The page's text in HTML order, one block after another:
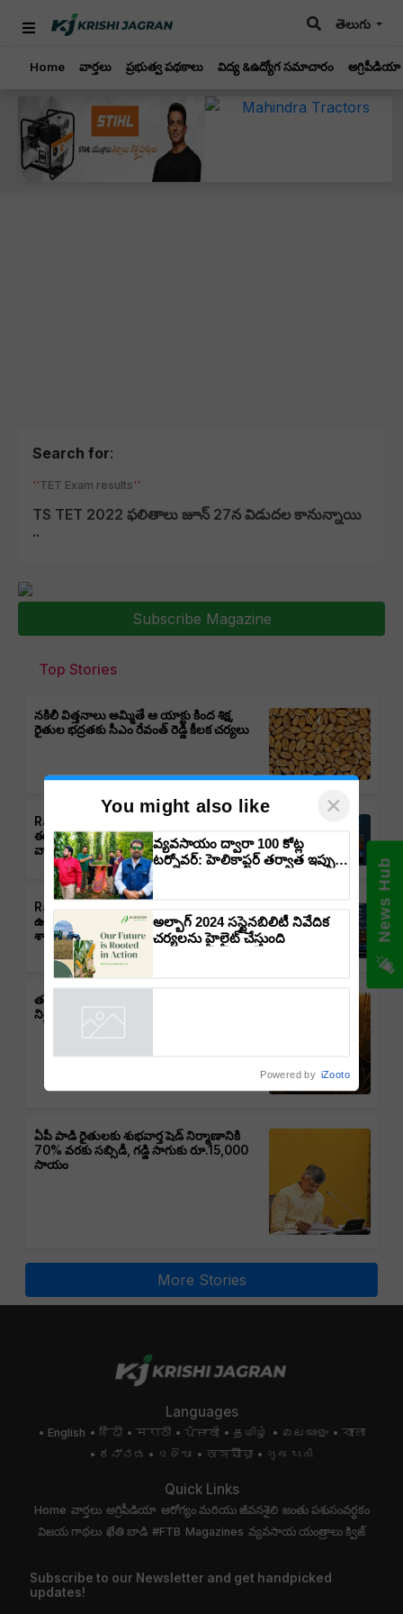
తెలుగు
Home వార్తలు ప్రభుత్వ పథకాలు విద్య &ఉద్యోగ సమాచారం అగ్రిపీడియా
Search for:
TET Exam results
TS TET 2022 ఫలితాలు జూన్ 27న విడుదల కానున్నాయి
..
Subscribe Magazine
Top Stories
నకిలీ విత్తనాలు అమ్మితే ఆ యాక్టు కింద శిక్ష,
రైతుల భద్రతకు సీఎం రేవంత్ రెడ్డి కీలక చర్యలు
Rain Alert: తెలంగాణలో వర్షాలు,
ఈదురుగాలులు, తుఫాన్లు వచ్చే అవకాశం:
వాతావరణ శాఖ హెచ్చరిక
Rain Alert : ఆంధ్రప్రదేశ్‌లో వర్షాలు,
ఉరుములు, ఈదురుగాలుల ముప్పు: వాతావరణ
శాఖ హెచ్చరిక
తడిసిన ధాన్యానికీ భరోసా – తెలంగాణ ప్రభుత్వం
నిర్ణయం, రైతులకు ఊరట
ఏపీ పాడి రైతులకు శుభవార్త షెడ్ నిర్మాణానికి
70% వరకు సబ్సిడీ, గడ్డి సాగుకు రూ.15,000
సాయం
More Stories
Languages
English हिंदी मराठी ਪੰਜਾਬੀ தமிழ் മലയാളം
বাংলা
ಕನ್ನಡ
ଓଡିଆ অসমীয়া ગુજરાતી
Quick Links
Home వార్తలు అగ్రిపీడియా ఆరోగ్యం మరియు జీవనశైలి జంతు పశుసంవర్ధకం
విజయ గాథలు ఖేతి బాడి #FTB Magazines వ్యవసాయ యంత్రాలు క్విజ్
Subscribe to our Newsletter and get handpicked
updates!
News Hub
You might also like ×
వ్యవసాయం ద్వారా 100 కోట్ల
టర్నోవర్: హెలికాప్టర్ తర్వాత ఇప్పుడు
అల్బాగ్ 2024 సస్టైనబిలిటీ నివేదిక
చర్యలను హైలైట్ చేస్తుంది
Powered by iZooto